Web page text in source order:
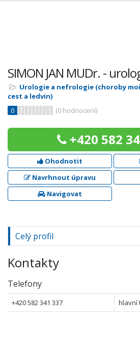
SIMON JAN MUDr. -
Urologie a nefrologie (choroby
cest a ledvin)
0
(0 hodnocení)
+420 582
Ohodnotit
Navrhnout úpravu
Navigovat
Celý profil
Kontakty
Telefony
+420 582 341 337 hlavní